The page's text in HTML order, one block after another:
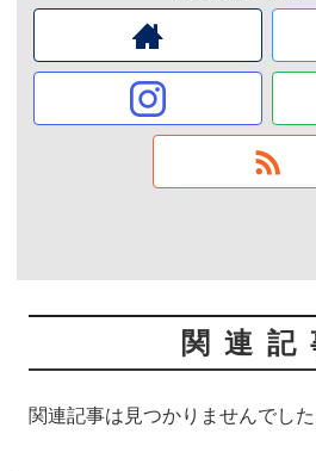
関連記
関連記事は見つかりませんでした